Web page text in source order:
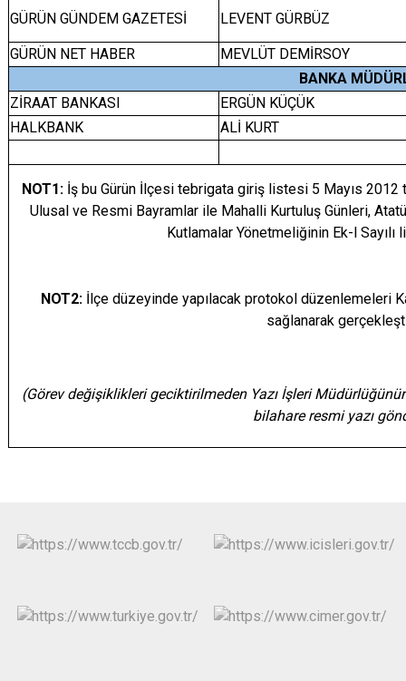
GÜRÜN GÜNDEM GAZETESİ LEVENT GÜRBÜZ
GÜRÜN NET HABER
MEVLÜT DEMİRSOY
BANKA
ZİRAAT BANKASI
ERGÜN KÜÇÜK
HALKBANK
ALİ KURT
NOT1: İş bu Gürün İlçesi tebrigata giriş listesi 5 Mayıs 2012
Ulusal ve Resmi Bayramlar ile Mahalli Kurtuluş Günleri,
Kutlamalar Yönetmeliğinin Ek-l Sayılı
NOT2: İlçe düzeyinde yapılacak protokol düzenlemeleri
sağlanarak
(Görev değişiklikleri geciktirilmeden Yazı İşleri
bilahare resmi yazı